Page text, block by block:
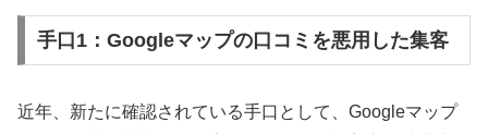
手口1：Googleマップの口コミを悪用した集客
近年、新たに確認されている手口として、Googleマップ